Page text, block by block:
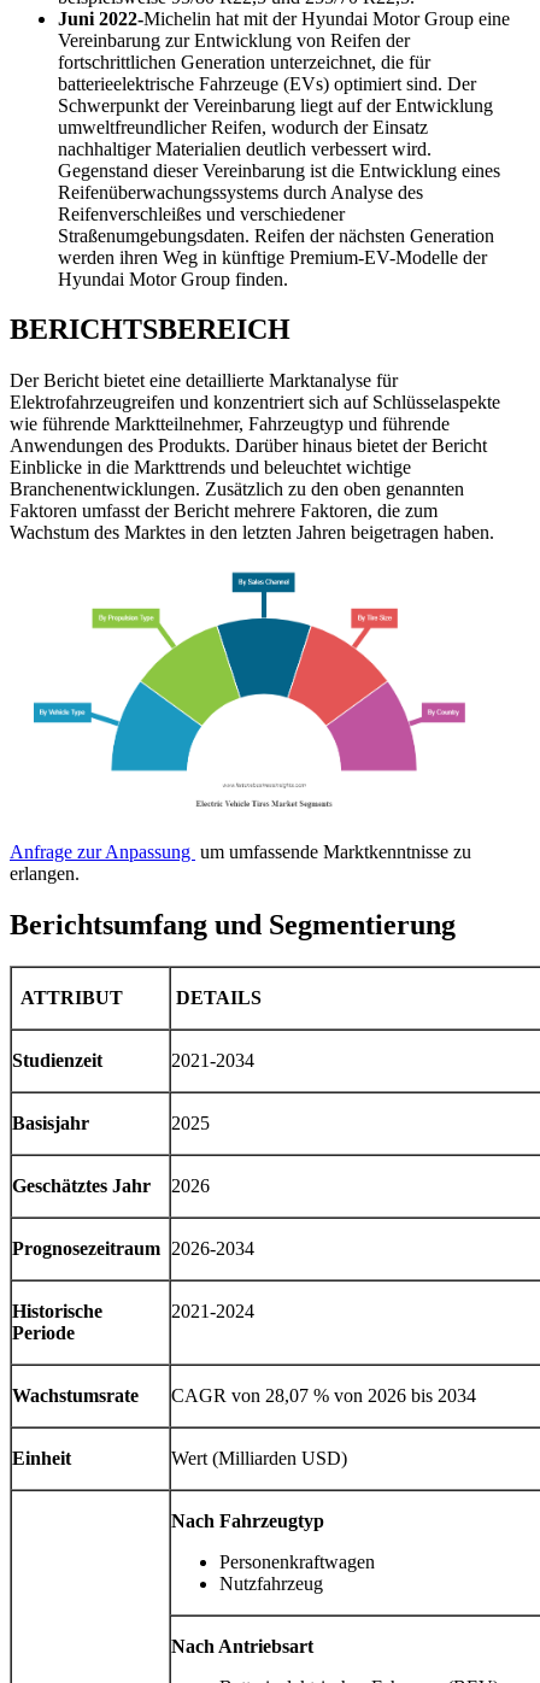
Juni 2022-Michelin hat mit der Hyundai Motor Group eine
Vereinbarung zur Entwicklung von Reifen der
fortschrittlichen Generation unterzeichnet, die für
batterieelektrische Fahrzeuge (EVs) optimiert sind. Der
Schwerpunkt der Vereinbarung liegt auf der Entwicklung
umweltfreundlicher Reifen, wodurch der Einsatz
nachhaltiger Materialien deutlich verbessert wird.
Gegenstand dieser Vereinbarung ist die Entwicklung eines
Reifenüberwachungssystems durch Analyse des
Reifenverschleißes und verschiedener
Straßenumgebungsdaten. Reifen der nächsten Generation
werden ihren Weg in künftige Premium-EV-Modelle der
Hyundai Motor Group finden.
BERICHTSBEREICH
Der Bericht bietet eine detaillierte Marktanalyse für
Elektrofahrzeugreifen und konzentriert sich auf Schlüsselaspekte
wie führende Marktteilnehmer, Fahrzeugtyp und führende
Anwendungen des Produkts. Darüber hinaus bietet der Bericht
Einblicke in die Markttrends und beleuchtet wichtige
Branchenentwicklungen. Zusätzlich zu den oben genannten
Faktoren umfasst der Bericht mehrere Faktoren, die zum
Wachstum des Marktes in den letzten Jahren beigetragen haben.
Anfrage zur Anpassung um umfassende Marktkenntnisse zu
erlangen.
Berichtsumfang und Segmentierung
ATTRIBUT DETAILS
Studienzeit 2021-2034
Basisjahr 2025
Geschätztes Jahr 2026
Prognosezeitraum 2026-2034
Historische
Periode
2021-2024
Wachstumsrate CAGR von 28,07 % von 2026 bis 2034
Einheit Wert (Milliarden USD)
Nach Fahrzeugtyp
Personenkraftwagen
Nutzfahrzeug
Nach Antriebsart